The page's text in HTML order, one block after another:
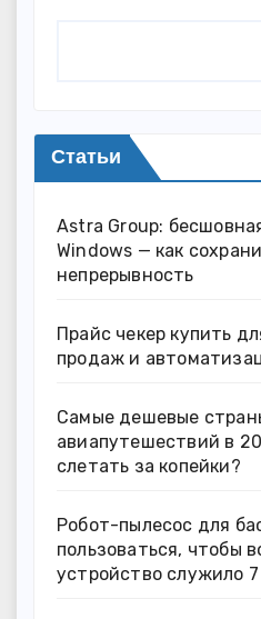
Статьи
Astra Group:
Windows — как
непрерывность
Прайс чекер купить
продаж и
Самые дешевые
авиапутешествий в
слетать за копейки?
Робот-пылесос для
пользоваться, чтобы
устройство служило 7